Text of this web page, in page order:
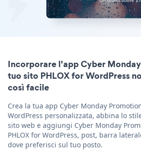
Incorporare l'app Cyber
tuo sito PHLOX for WordPress
così facile
Crea la tua app Cyber Monday
WordPress personalizzata, abbina lo
sito web e aggiungi Cyber Monday
PHLOX for WordPress, post, barra
dove preferisci sul tuo posto.